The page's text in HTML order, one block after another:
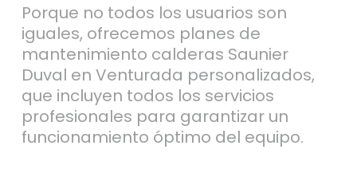
Porque no todos los usuarios son
iguales, ofrecemos planes de
mantenimiento calderas Saunier
Duval en Venturada personalizados,
que incluyen todos los servicios
profesionales para garantizar un
funcionamiento óptimo del equipo.